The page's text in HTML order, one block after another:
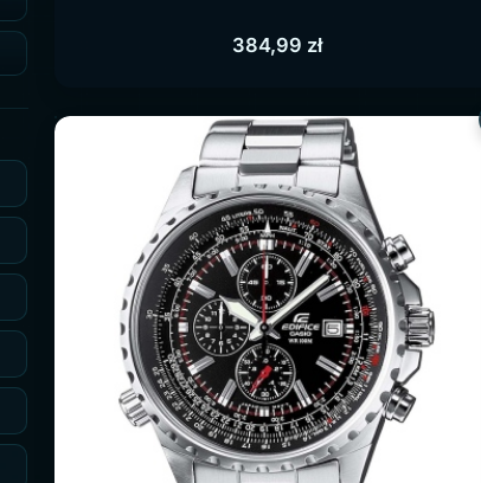
384,99 zł